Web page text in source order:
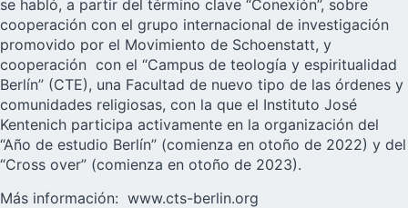
se habló, a partir del término clave “Conexión”, sobre
cooperación con el grupo internacional de investigación
promovido por el Movimiento de Schoenstatt, y
cooperación con el “Campus de teología y espiritualidad
Berlín” (CTE), una Facultad de nuevo tipo de las órdenes y
comunidades religiosas, con la que el Instituto José
Kentenich participa activamente en la organización del
“Año de estudio Berlín” (comienza en otoño de 2022) y del
“Cross over” (comienza en otoño de 2023).
Más información: www.cts-berlin.org